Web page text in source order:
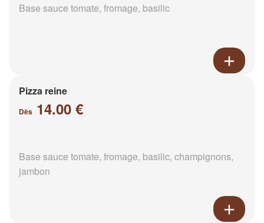
Base sauce tomate, fromage, basilic
Pizza reine
Dès 14.00 €
Base sauce tomate, fromage, basilic, champignons,
jambon